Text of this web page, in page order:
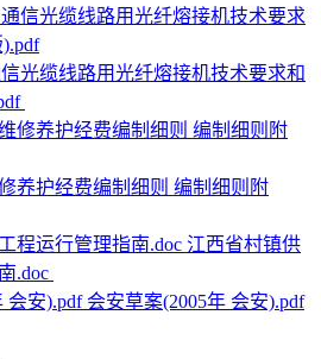
光缆线路用光纤熔接机技术要求和
养护经费编制细则 编制细则附
江西省村镇供
.doc
会安草案(2005年 会安).pdf